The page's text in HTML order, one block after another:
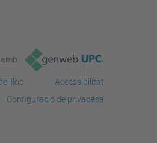
lloc
Accessibilitat
Configuració de privadesa